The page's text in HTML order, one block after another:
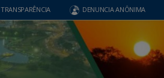
TRANSPARÊNCIA DENUNCIA ANÔNIMA